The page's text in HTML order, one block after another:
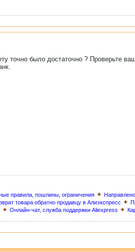
точно было достаточно ? Проверьте
правила, пошлины, ограничения ✦
товара обратно продавцу в Алиэкспресс ✦
✦ Онлайн-чат, служба поддержки Aliexpress ✦